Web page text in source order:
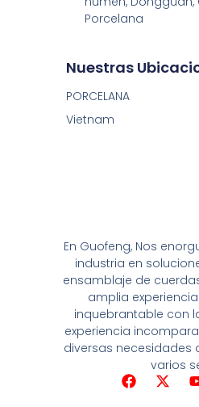
En Guofeng, Nos
industria en
ensamblaje de
amplia
inquebrantable con
experiencia
diversas necesidades
varios
F
X
Porcelana
Nuestras
PORCELANA
Vietnam